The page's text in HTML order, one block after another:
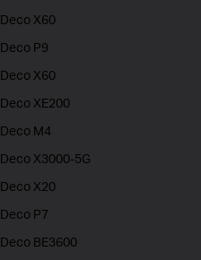
Deco X60
Deco P9
Deco X60
Deco XE200
Deco M4
Deco X3000-5G
Deco X20
Deco P7
Deco BE3600